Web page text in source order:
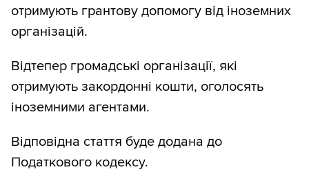
отримують грантову допомогу від іноземних
організацій.
Відтепер громадські організації, які
отримують закордонні кошти, оголосять
іноземними агентами.
Відповідна стаття буде додана до
Податкового кодексу.